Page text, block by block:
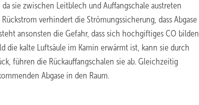
sie zwischen Leitblech und Auffangschale austreten
verhindert die Strömungssicherung, dass Abgase
ansonsten die Gefahr, dass sich hochgiftiges CO bilden
die kalte Luftsäule im Kamin erwärmt ist, kann sie durch
führen die Rückauffangschalen sie ab. Gleichzeitig
Abgase in den Raum.